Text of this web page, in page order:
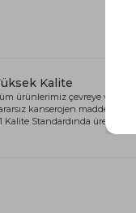
Kalite
ürünlerimiz çevreye ve
kanserojen madde
Kalite Standardında üretilmiştir.